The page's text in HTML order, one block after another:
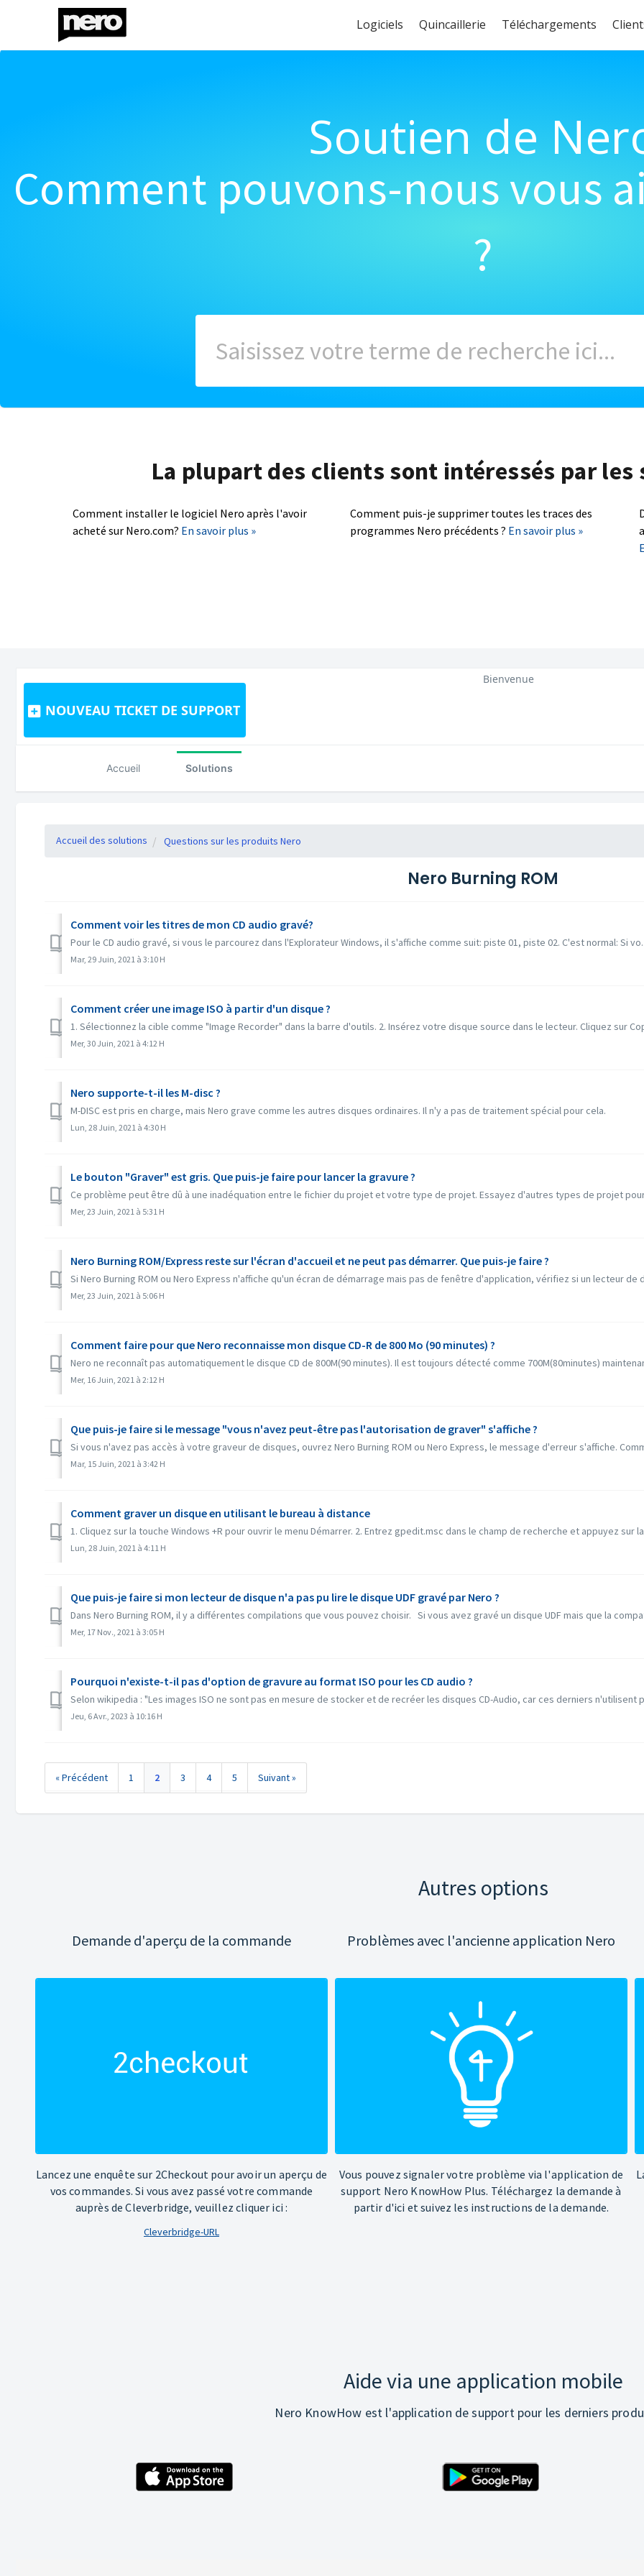
Logiciels Quincaillerie Téléchargements
Soutien de
Comment pouvons-nous vous
?
La plupart des clients sont intéressés par
Comment installer le logiciel Nero après l'avoir
acheté sur Nero.com? En savoir plus »
Comment puis-je supprimer toutes les traces des
programmes Nero précédents ? En savoir plus »
NOUVEAU TICKET DE SUPPORT
Bienvenue
Accueil Solutions
Accueil des solutions Questions sur les produits Nero
Nero Burning ROM
Comment voir les titres de mon CD audio gravé?
Pour le CD audio gravé, si vous le parcourez dans l'Explorateur Windows, il s'affiche comme suit: piste 01, piste 02. C'est normal: Si
Mar, 29 Juin, 2021 à 3:10 H
Comment créer une image ISO à partir d'un disque ?
1. Sélectionnez la cible comme "Image Recorder" dans la barre d'outils. 2. Insérez votre disque source dans le lecteur. Cliquez sur
Mer, 30 Juin, 2021 à 4:12 H
Nero supporte-t-il les M-disc ?
M-DISC est pris en charge, mais Nero grave comme les autres disques ordinaires. Il n'y a pas de traitement spécial pour cela.
Lun, 28 Juin, 2021 à 4:30 H
Le bouton "Graver" est gris. Que puis-je faire pour lancer la gravure ?
Ce problème peut être dû à une inadéquation entre le fichier du projet et votre type de projet. Essayez d'autres types de projet
Mer, 23 Juin, 2021 à 5:31 H
Nero Burning ROM/Express reste sur l'écran d'accueil et ne peut pas démarrer. Que puis-je faire ?
Si Nero Burning ROM ou Nero Express n'affiche qu'un écran de démarrage mais pas de fenêtre d'application, vérifiez si un lecteur de
Mer, 23 Juin, 2021 à 5:06 H
Comment faire pour que Nero reconnaisse mon disque CD-R de 800 Mo (90 minutes) ?
Nero ne reconnaît pas automatiquement le disque CD de 800M(90 minutes). Il est toujours détecté comme 700M(80minutes)
Mer, 16 Juin, 2021 à 2:12 H
Que puis-je faire si le message "vous n'avez peut-être pas l'autorisation de graver" s'affiche ?
Si vous n'avez pas accès à votre graveur de disques, ouvrez Nero Burning ROM ou Nero Express, le message d'erreur s'affiche.
Mar, 15 Juin, 2021 à 3:42 H
Comment graver un disque en utilisant le bureau à distance
1. Cliquez sur la touche Windows +R pour ouvrir le menu Démarrer. 2. Entrez gpedit.msc dans le champ de recherche et appuyez sur
Lun, 28 Juin, 2021 à 4:11 H
Que puis-je faire si mon lecteur de disque n'a pas pu lire le disque UDF gravé par Nero ?
Dans Nero Burning ROM, il y a différentes compilations que vous pouvez choisir. Si vous avez gravé un disque UDF mais que la
Mer, 17 Nov., 2021 à 3:05 H
Pourquoi n'existe-t-il pas d'option de gravure au format ISO pour les CD audio ?
Selon wikipedia : "Les images ISO ne sont pas en mesure de stocker et de recréer les disques CD-Audio, car ces derniers n'utilisent
Jeu, 6 Avr., 2023 à 10:16 H
« Précédent 1 2 3 4 5 Suivant »
Autres options
Demande d'aperçu de la commande
Lancez une enquête sur 2Checkout pour avoir un aperçu de
vos commandes. Si vous avez passé votre commande
auprès de Cleverbridge, veuillez cliquer ici :
Cleverbridge-URL
Problèmes avec l'ancienne application Nero
Vous pouvez signaler votre problème via l'application de
support Nero KnowHow Plus. Téléchargez la demande à
partir d'ici et suivez les instructions de la demande.
Aide via une application mobile
Nero KnowHow est l'application de support pour les derniers